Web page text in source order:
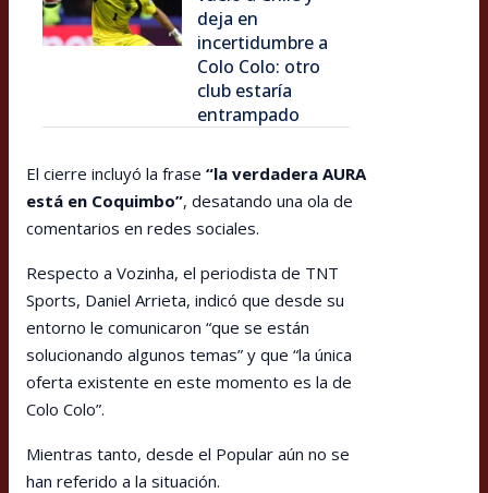
deja en
incertidumbre a
Colo Colo: otro
club estaría
entrampado
El cierre incluyó la frase “la verdadera AURA
está en Coquimbo”, desatando una ola de
comentarios en redes sociales.
Respecto a Vozinha, el periodista de TNT
Sports, Daniel Arrieta, indicó que desde su
entorno le comunicaron “que se están
solucionando algunos temas” y que “la única
oferta existente en este momento es la de
Colo Colo”.
Mientras tanto, desde el Popular aún no se
han referido a la situación.